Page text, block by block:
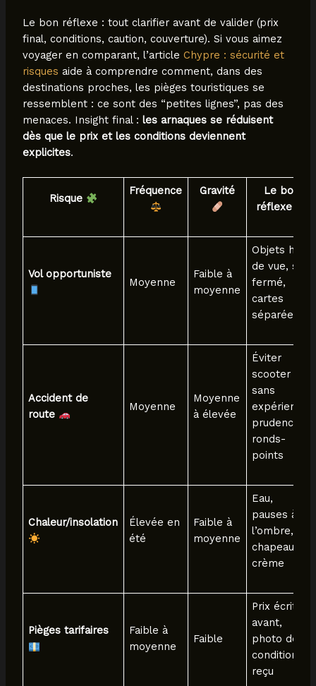
Le bon réflexe : tout clarifier avant de valider (prix
final, conditions, caution, couverture). Si vous aimez
voyager en comparant, l’article Chypre : sécurité et
risques aide à comprendre comment, dans des
destinations proches, les pièges touristiques se
ressemblent : ce sont des “petites lignes”, pas des
menaces. Insight final : les arnaques se réduisent
dès que le prix et les conditions deviennent
explicites.
Risque
Fréquence Gravité
Le bon
réflexe
Vol opportuniste
Moyenne
Faible à
moyenne
Objets hors
de vue, sac
fermé,
cartes
séparées
Accident de
route
Moyenne
Moyenne
à élevée
Éviter
scooter
sans
expérience,
prudence
ronds-
points
Chaleur/insolation
Élevée en
été
Faible à
moyenne
Eau,
pauses à
l’ombre,
chapeau,
crème
Pièges tarifaires
Faible à
moyenne
Faible
Prix écrit
avant,
photo des
conditions,
reçu